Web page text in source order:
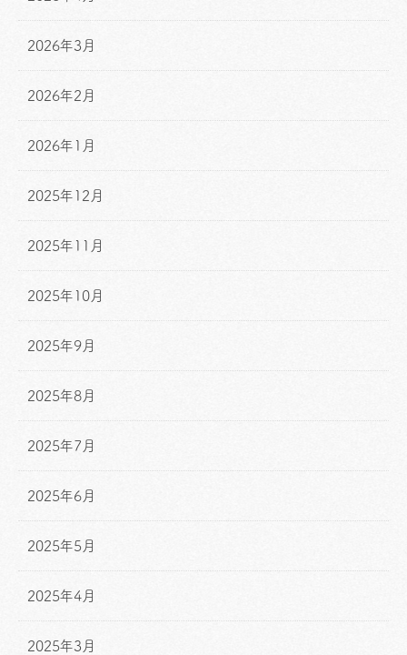
2026年3月
2026年2月
2026年1月
2025年12月
2025年11月
2025年10月
2025年9月
2025年8月
2025年7月
2025年6月
2025年5月
2025年4月
2025年3月